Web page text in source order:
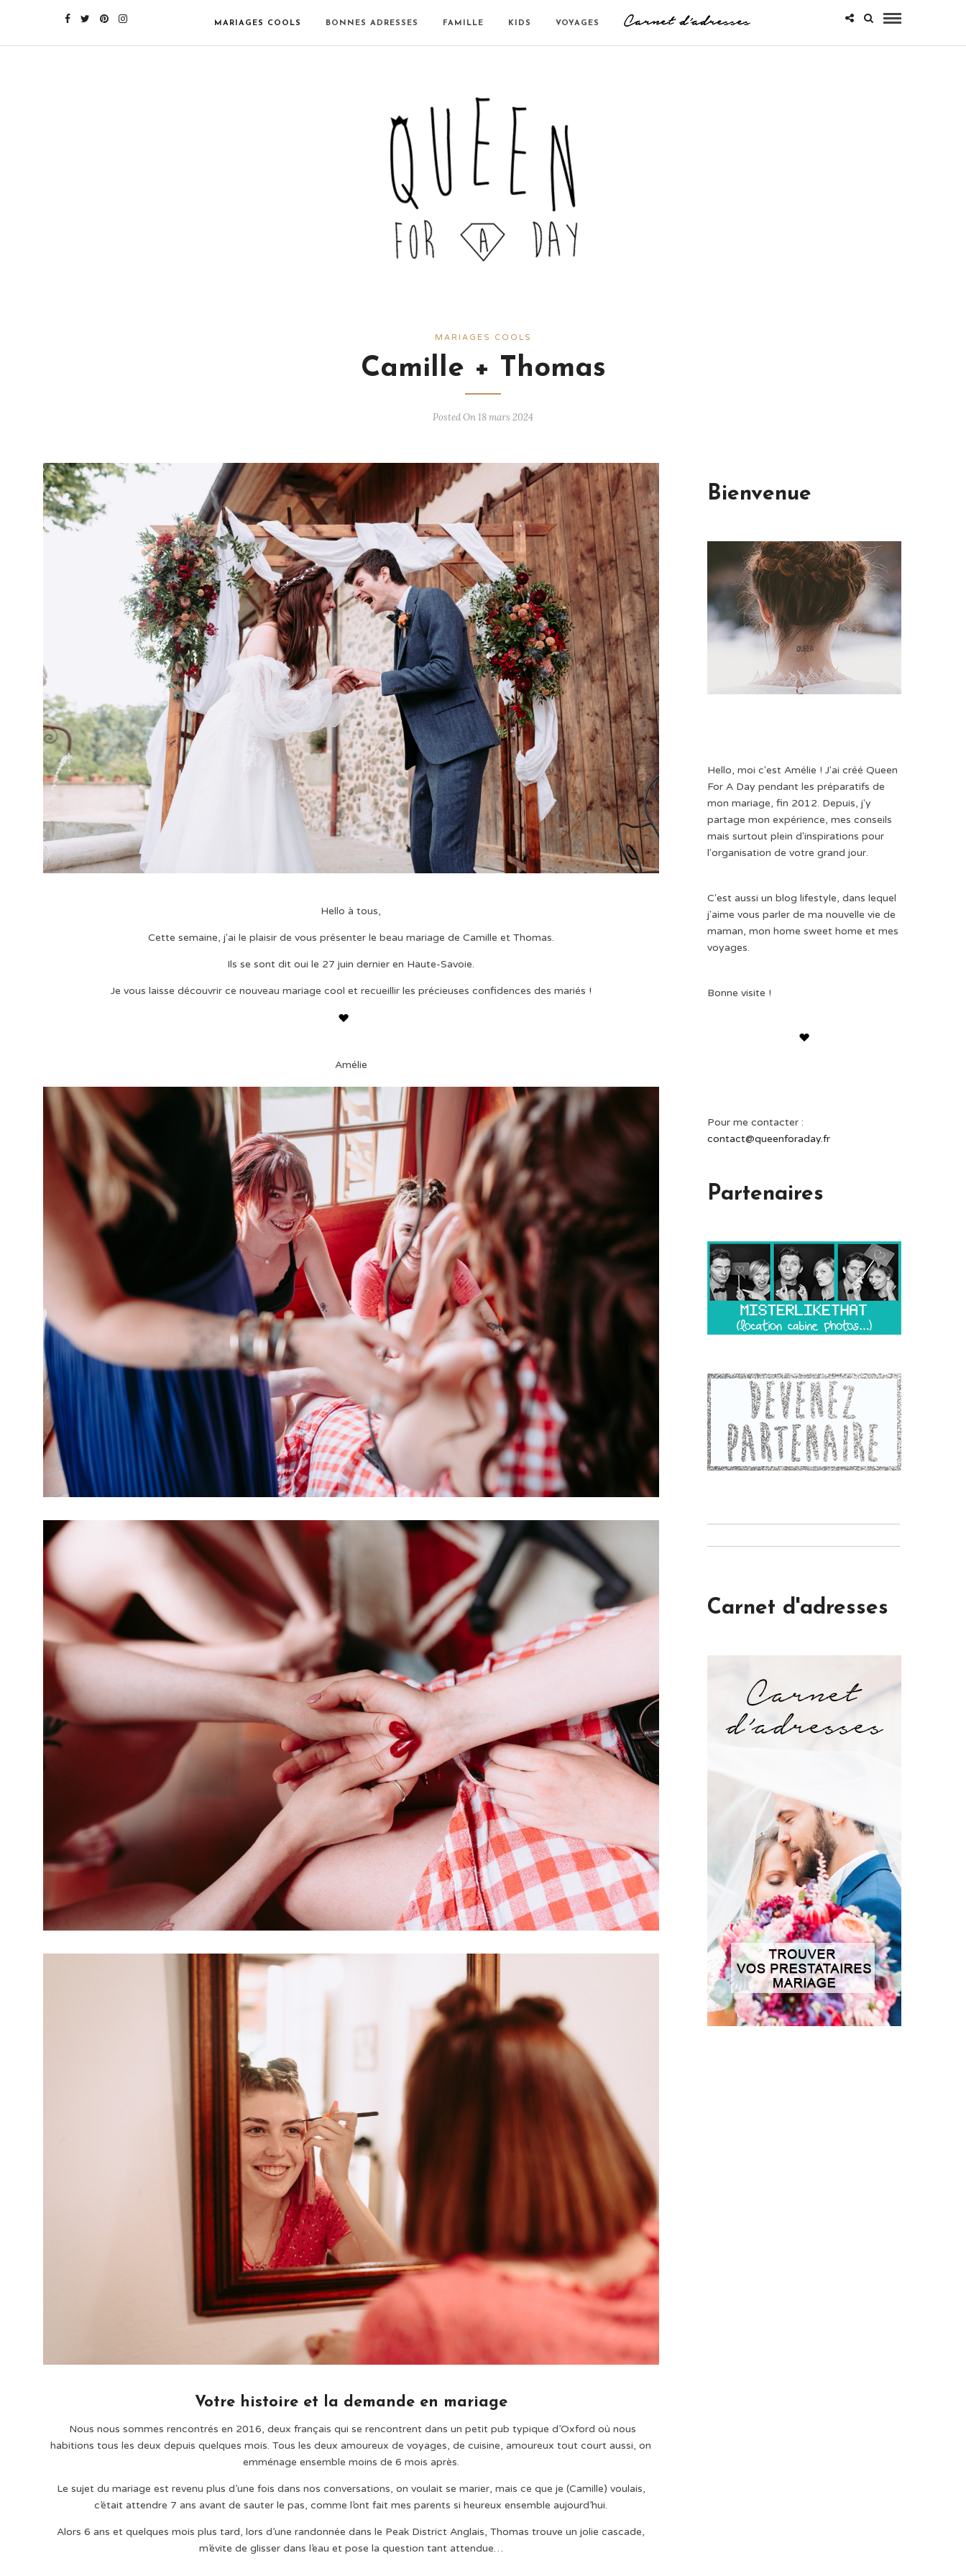
MARIAGES COOLS BONNES ADRESSES FAMILLE KIDS VOYAGES
MARIAGES COOLS
Camille + Thomas
Posted On 18 mars 2024
Hello à tous,
Cette semaine, j'ai le plaisir de vous présenter le beau mariage de Camille et Thomas.
Ils se sont dit oui le 27 juin dernier en Haute-Savoie.
Je vous laisse découvrir ce nouveau mariage cool et recueillir les précieuses confidences des mariés !
Amélie
Votre histoire et la demande en mariage
Nous nous sommes rencontrés en 2016, deux français qui se rencontrent dans un petit pub typique d’Oxford où nous
habitions tous les deux depuis quelques mois. Tous les deux amoureux de voyages, de cuisine, amoureux tout court aussi, on
emménage ensemble moins de 6 mois après.
Le sujet du mariage est revenu plus d’une fois dans nos conversations, on voulait se marier, mais ce que je (Camille) voulais,
c’était attendre 7 ans avant de sauter le pas, comme l’ont fait mes parents si heureux ensemble aujourd’hui.
Alors 6 ans et quelques mois plus tard, lors d’une randonnée dans le Peak District Anglais, Thomas trouve un jolie cascade,
m’évite de glisser dans l’eau et pose la question tant attendue…
Bienvenue
Hello, moi c'est Amélie ! J'ai créé Queen
For A Day pendant les préparatifs de
mon mariage, fin 2012. Depuis, j'y
partage mon expérience, mes conseils
mais surtout plein d'inspirations pour
l'organisation de votre grand jour.
C'est aussi un blog lifestyle, dans lequel
j'aime vous parler de ma nouvelle vie de
maman, mon home sweet home et mes
voyages.
Bonne visite !
Pour me contacter :
contact@queenforaday.fr
Partenaires
Carnet d'adresses